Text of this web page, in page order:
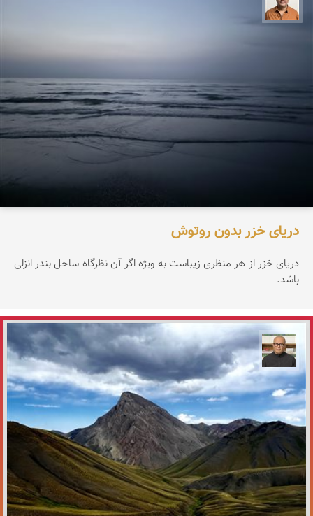
دریای خزر بدون روتوش
دریای خزر از هر منظری زیباست به ویژه اگر آن نظرگاه ساحل بندر انزلی
باشد.
مازیار ذاکری